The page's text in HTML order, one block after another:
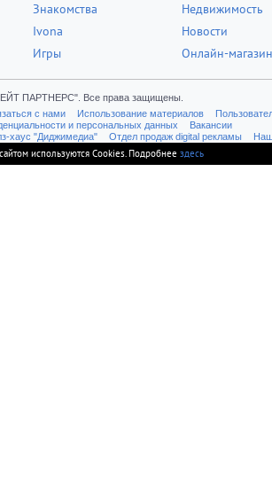
Знакомства
Ivona
Игры
Недвижимость
Новости
Онлайн-магазин
ПАРТНЕРС". Все права защищены.
с нами Использование материалов
и персональных данных
Вакансии
хаус "Диджимедиа" Отдел продаж digital рекламы
используются Cookies. Подробнее здесь